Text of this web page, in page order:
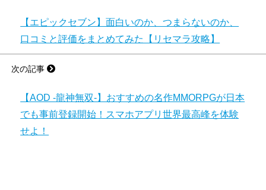
【エピックセブン】面白いのか、つまらないのか、
口コミと評価をまとめてみた【リセマラ攻略】
次の記事
【AOD -龍神無双-】おすすめの名作MMORPGが日本
でも事前登録開始！スマホアプリ世界最高峰を体験
せよ！